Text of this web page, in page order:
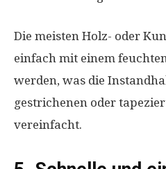
Die meisten Holz- oder
einfach mit einem
werden, was die
gestrichenen oder
vereinfacht.